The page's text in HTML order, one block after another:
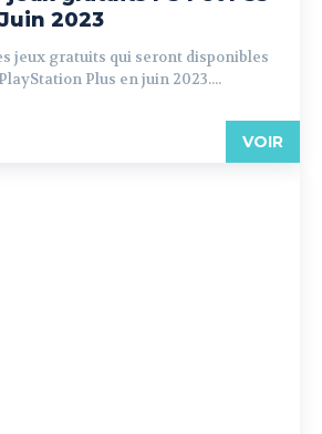
2023
jeux gratuits qui seront disponibles
Plus en juin 2023....
VOIR